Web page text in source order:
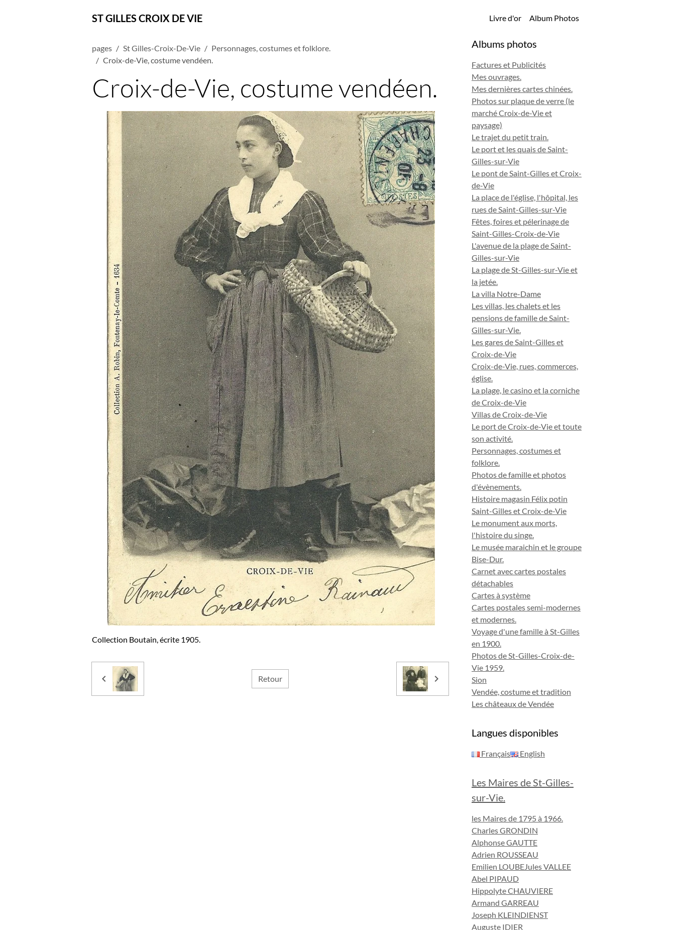
ST GILLES CROIX DE VIE Livre d'or Album Photos
pages St Gilles-Croix-De-Vie
Personnages, costumes et folklore.
Croix-de-Vie, costume vendéen.
Croix-de-Vie, costume vendéen.
Collection Boutain, écrite 1905.
Retour
Albums photos
Factures et Publicités
Mes ouvrages.
Mes dernières cartes chinées.
Photos sur plaque de verre (le
marché Croix-de-Vie et
paysage)
Le trajet du petit train.
Le port et les quais de Saint-
Gilles-sur-Vie
Le pont de Saint-Gilles et Croix-
de-Vie
La place de l'église, l'hôpital, les
rues de Saint-Gilles-sur-Vie
Fêtes, foires et pélerinage de
Saint-Gilles-Croix-de-Vie
L'avenue de la plage de Saint-
Gilles-sur-Vie
La plage de St-Gilles-sur-Vie et
la jetée.
La villa Notre-Dame
Les villas, les chalets et les
pensions de famille de Saint-
Gilles-sur-Vie.
Les gares de Saint-Gilles et
Croix-de-Vie
Croix-de-Vie, rues, commerces,
église.
La plage, le casino et la corniche
de Croix-de-Vie
Villas de Croix-de-Vie
Le port de Croix-de-Vie et toute
son activité.
Personnages, costumes et
folklore.
Photos de famille et photos
d'évènements.
Histoire magasin Félix potin
Saint-Gilles et Croix-de-Vie
Le monument aux morts,
l'histoire du singe.
Le musée maraichin et le groupe
Bise-Dur.
Carnet avec cartes postales
détachables
Cartes à système
Cartes postales semi-modernes
et modernes.
Voyage d'une famille à St-Gilles
en 1900.
Photos de St-Gilles-Croix-de-
Vie 1959.
Sion
Vendée, costume et tradition
Les châteaux de Vendée
Langues disponibles
Français English
Les Maires de St-Gilles-
sur-Vie.
les Maires de 1795 à 1966.
Charles GRONDIN
Alphonse GAUTTE
Adrien ROUSSEAU
Emilien LOUBEJules VALLEE
Abel PIPAUD
Hippolyte CHAUVIERE
Armand GARREAU
Joseph KLEINDIENST
Auguste IDIER